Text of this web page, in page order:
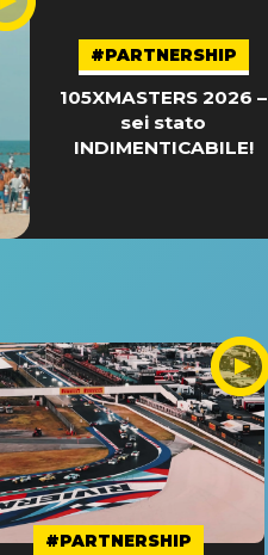
#PARTNERSHIP
105XMASTERS 2026 –
sei stato
INDIMENTICABILE!
#PARTNERSHIP